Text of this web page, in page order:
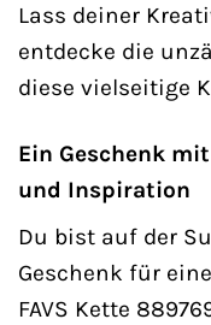
Lass deiner
entdecke die
diese vielseitige
Ein Geschenk
und Inspiration
Du bist auf der
Geschenk für
FAVS Kette